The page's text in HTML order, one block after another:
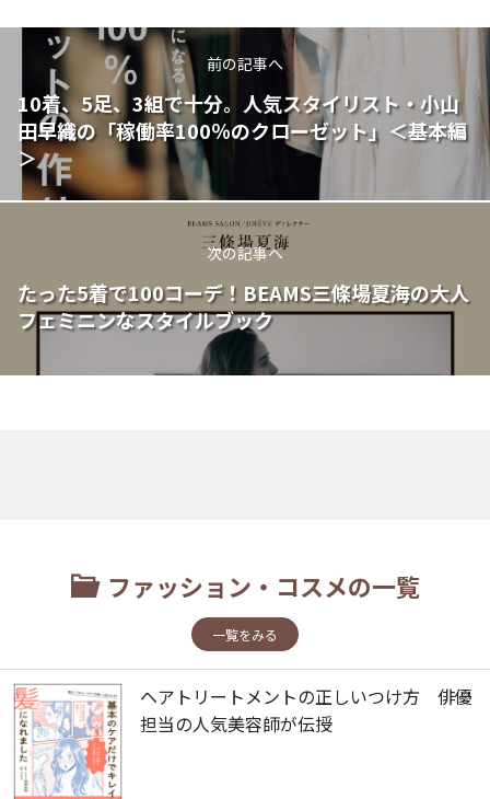
前の記事へ
10着、5足、3組で十分。人気スタイリスト・小山
田早織の「稼働率100％のクローゼット」＜基本編
＞
次の記事へ
たった5着で100コーデ！BEAMS三條場夏海の大人
フェミニンなスタイルブック
ファッション・コスメの一覧
一覧をみる
ヘアトリートメントの正しいつけ方 俳優
担当の人気美容師が伝授